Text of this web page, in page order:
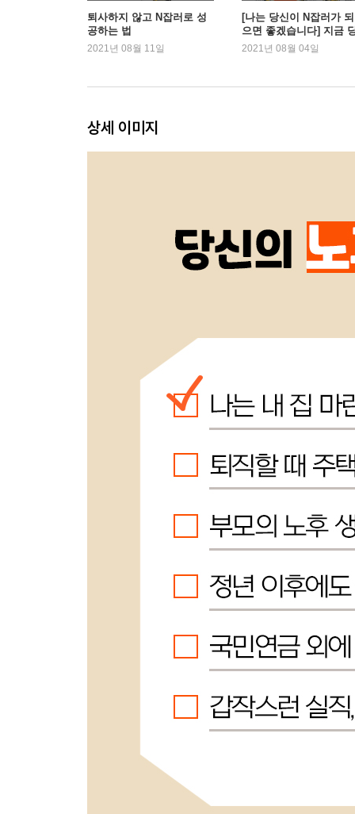
3장. 서행차선에서 추월차선으로
사업을 글로 배울 수 있을까?
정부지원으로 사업하라
나만의 브랜드를 만들어라
부록_관건은 지속하는 힘
2단계: 패키지 기획
3단계: 상세페이지 기획
4단계: 썸네일 기획
7단계: 최적의 구성 찾기
부록_레드오션에서 이기는 차별화 전략
5장. N잡러를 위한 여섯 가지 제언
아이템 선정 기준은 명확해야 한다
수익자동화라는 환상에 대하여
열심히만 한다고 성공하는 것은 아니다
공부를 위한 공부를 경계해라
부록_사업에서 조심해야 할 네 가지 칼날
퇴사하지 않고 N잡러로 성
공하는 법
2021년 08월 11일
[나는 당신이 N잡러가
으면 좋겠습니다] 지금
퇴사 없이 당신의 사업
2021년 08월 04일
상세 이미지